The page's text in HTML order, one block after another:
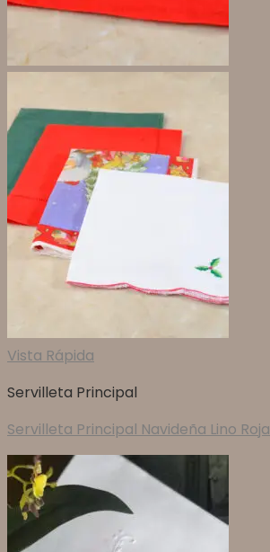
Vista Rápida
Servilleta Principal
Servilleta Principal Navideña Lino Roja